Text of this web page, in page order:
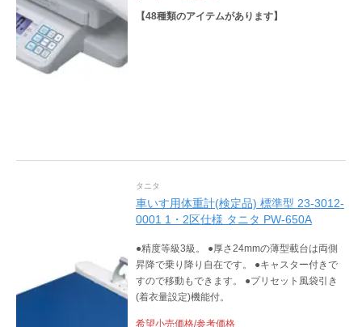
【48種類のアイテムがあります】
タニタ
車いす用体重計(検定品) 標準型 23-3012-
0001 1・2区仕様 タニタ PW-650A
●精度等級3級。 ●厚さ24mmの薄型載台は両側
昇降で乗り降り自在です。 ●キャスター付きで
すので移動もできます。 ●プリセット風袋引き
(着衣量設定)機能付。
希望小売価格/参考価格